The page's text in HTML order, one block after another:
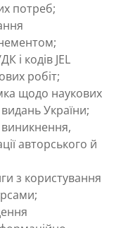
потреб;
і кодів JEL
робіт;
щодо наукових
України;
виникнення,
авторського й
з користування